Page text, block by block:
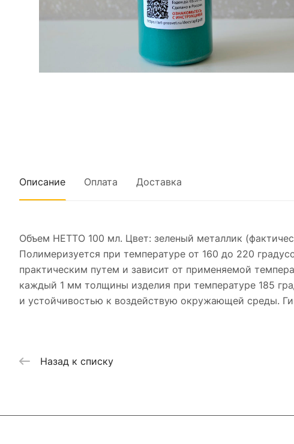
Описание Оплата Доставка
Объем НЕТТО 100 мл. Цвет: зеленый металлик
Полимеризуется при температуре от 160 до 220
практическим путем и зависит от применяемой
каждый 1 мм толщины изделия при температуре 185
и устойчивостью к воздействую окружающей среды.
Назад к списку